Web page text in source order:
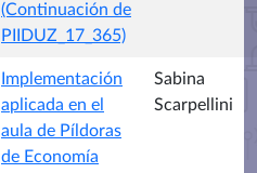
(Continuación de
PIIDUZ_17_365)
Implementación
aplicada en el
aula de Píldoras
de Economía
Sabina
Scarpellini